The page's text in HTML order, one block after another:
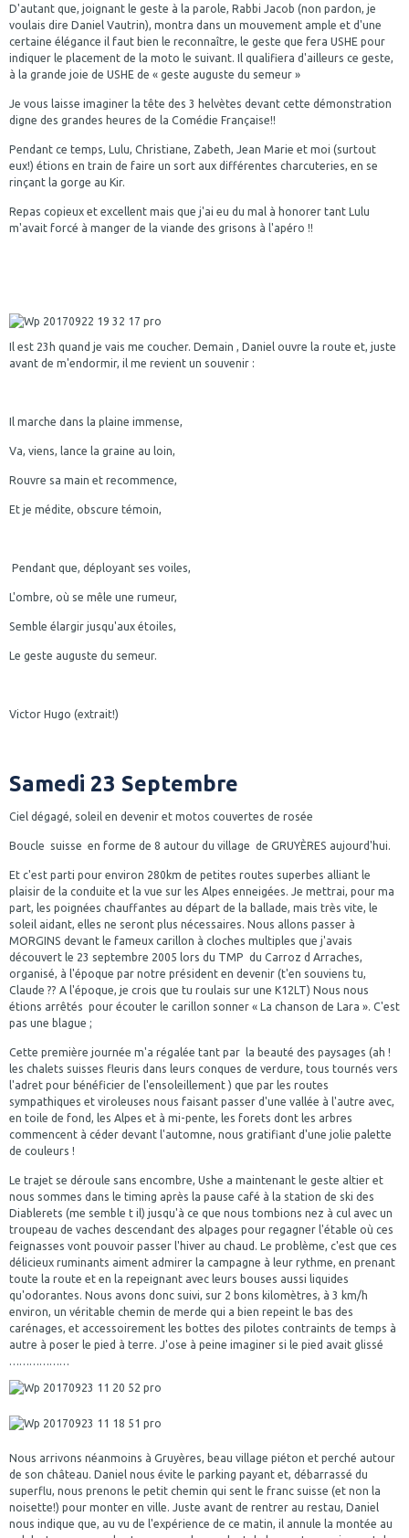
D'autant que, joignant le geste à la parole, Rabbi Jacob (non pardon, je
voulais dire Daniel Vautrin), montra dans un mouvement ample et d'une
certaine élégance il faut bien le reconnaître, le geste que fera USHE pour
indiquer le placement de la moto le suivant. Il qualifiera d'ailleurs ce geste,
à la grande joie de USHE de « geste auguste du semeur »
Je vous laisse imaginer la tête des 3 helvètes devant cette démonstration
digne des grandes heures de la Comédie Française!!
Pendant ce temps, Lulu, Christiane, Zabeth, Jean Marie et moi (surtout
eux!) étions en train de faire un sort aux différentes charcuteries, en se
rinçant la gorge au Kir.
Repas copieux et excellent mais que j'ai eu du mal à honorer tant Lulu
m'avait forcé à manger de la viande des grisons à l'apéro !!
Il est 23h quand je vais me coucher. Demain , Daniel ouvre la route et, juste
avant de m'endormir, il me revient un souvenir :
Il marche dans la plaine immense,
Va, viens, lance la graine au loin,
Rouvre sa main et recommence,
Et je médite, obscure témoin,
Pendant que, déployant ses voiles,
L'ombre, où se mêle une rumeur,
Semble élargir jusqu'aux étoiles,
Le geste auguste du semeur.
Victor Hugo (extrait!)
Samedi 23 Septembre
Ciel dégagé, soleil en devenir et motos couvertes de rosée
Boucle suisse en forme de 8 autour du village de GRUYÈRES aujourd'hui.
Et c'est parti pour environ 280km de petites routes superbes alliant le
plaisir de la conduite et la vue sur les Alpes enneigées. Je mettrai, pour ma
part, les poignées chauffantes au départ de la ballade, mais très vite, le
soleil aidant, elles ne seront plus nécessaires. Nous allons passer à
MORGINS devant le fameux carillon à cloches multiples que j'avais
découvert le 23 septembre 2005 lors du TMP du Carroz d Arraches,
organisé, à l'époque par notre président en devenir (t'en souviens tu,
Claude ?? A l'époque, je crois que tu roulais sur une K12LT) Nous nous
étions arrêtés pour écouter le carillon sonner « La chanson de Lara ». C'est
pas une blague ;
Cette première journée m'a régalée tant par la beauté des paysages (ah !
les chalets suisses fleuris dans leurs conques de verdure, tous tournés vers
l'adret pour bénéficier de l'ensoleillement ) que par les routes
sympathiques et viroleuses nous faisant passer d'une vallée à l'autre avec,
en toile de fond, les Alpes et à mi-pente, les forets dont les arbres
commencent à céder devant l'automne, nous gratifiant d'une jolie palette
de couleurs !
Le trajet se déroule sans encombre, Ushe a maintenant le geste altier et
nous sommes dans le timing après la pause café à la station de ski des
Diablerets (me semble t il) jusqu'à ce que nous tombions nez à cul avec un
troupeau de vaches descendant des alpages pour regagner l'étable où ces
feignasses vont pouvoir passer l'hiver au chaud. Le problème, c'est que ces
délicieux ruminants aiment admirer la campagne à leur rythme, en prenant
toute la route et en la repeignant avec leurs bouses aussi liquides
qu'odorantes. Nous avons donc suivi, sur 2 bons kilomètres, à 3 km/h
environ, un véritable chemin de merde qui a bien repeint le bas des
carénages, et accessoirement les bottes des pilotes contraints de temps à
autre à poser le pied à terre. J'ose à peine imaginer si le pied avait glissé
………………
Nous arrivons néanmoins à Gruyères, beau village piéton et perché autour
de son château. Daniel nous évite le parking payant et, débarrassé du
superflu, nous prenons le petit chemin qui sent le franc suisse (et non la
noisette!) pour monter en ville. Juste avant de rentrer au restau, Daniel
nous indique que, au vu de l'expérience de ce matin, il annule la montée au